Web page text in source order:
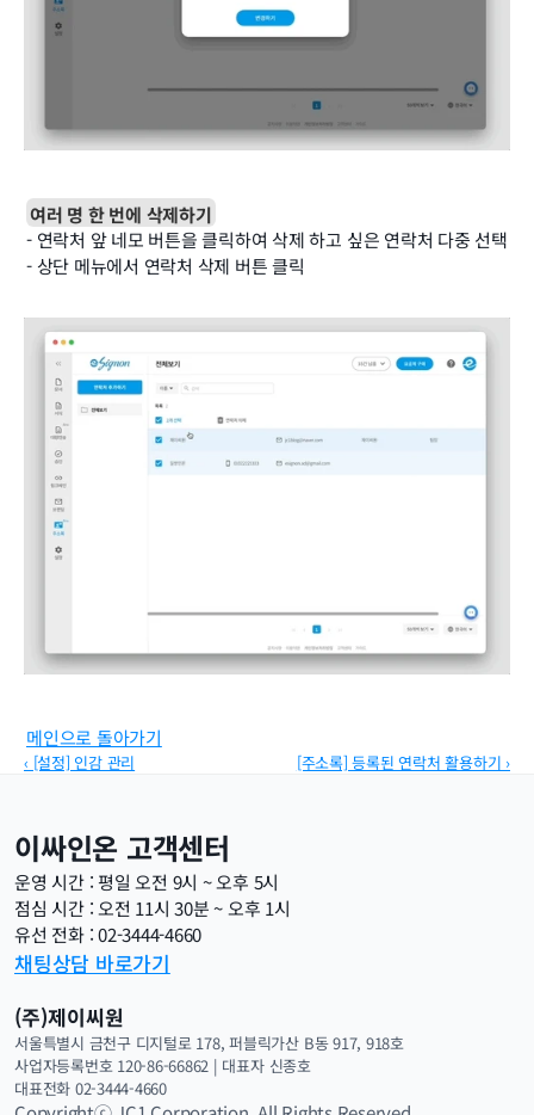
여러 명 한 번에 삭제하기
- 연락처 앞 네모 버튼을 클릭하여 삭제 하고 싶은 연락처 다중 선택
- 상단 메뉴에서 연락처 삭제 버튼 클릭
메인으로 돌아가기
‹ [설정] 인감 관리 [주소록] 등록된 연락처 활용하기 ›
이싸인온 고객센터
운영 시간 : 평일 오전 9시 ~ 오후 5시
점심 시간 : 오전 11시 30분 ~ 오후 1시
유선 전화 : 02-3444-4660
채팅상담 바로가기
(주)제이씨원
서울특별시 금천구 디지털로 178, 퍼블릭가산 B동 917, 918호
사업자등록번호 120-86-66862 | 대표자 신종호
대표전화 02-3444-4660